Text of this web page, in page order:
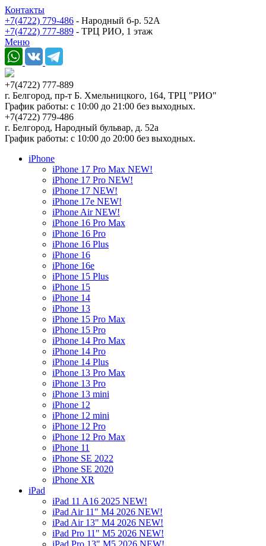
Контакты
+7(4722) 779-486 - Народный б-р. 52А
+7(4722) 777-889 - ТРЦ РИО, 1 этаж
Меню
+7(4722) 777-889
г. Белгород, пр-т Б. Хмельницкого, 164, ТРЦ "РИО"
График работы: с 10:00 до 21:00 без выходных.
+7(4722) 779-486
г. Белгород, Народный бульвар, д. 52а
График работы: с 10:00 до 20:00 без выходных.
iPhone
iPhone 17 Pro Max NEW!
iPhone 17 Pro NEW!
iPhone 17 NEW!
iPhone 17e NEW!
iPhone Air NEW!
iPhone 16 Pro Max
iPhone 16 Pro
iPhone 16 Plus
iPhone 16
iPhone 16e
iPhone 15 Plus
iPhone 15
iPhone 14
iPhone 13
iPhone 15 Pro Max
iPhone 15 Pro
iPhone 14 Pro Max
iPhone 14 Pro
iPhone 14 Plus
iPhone 13 Pro Max
iPhone 13 Pro
iPhone 13 mini
iPhone 12
iPhone 12 mini
iPhone 12 Pro
iPhone 12 Pro Max
iPhone 11
iPhone SE 2022
iPhone SE 2020
iPhone XR
iPad
iPad 11 A16 2025 NEW!
iPad Air 11" M4 2026 NEW!
iPad Air 13" M4 2026 NEW!
iPad Pro 11" M5 2026 NEW!
iPad Pro 13" M5 2026 NEW!